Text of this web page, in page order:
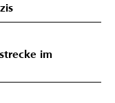
im